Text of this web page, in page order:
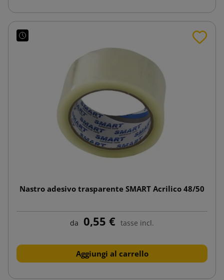
Nastro adesivo trasparente SMART Acrilico 48/50
da 0,55 € tasse incl.
Aggiungi al carrello